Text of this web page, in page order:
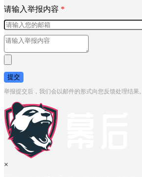
请输入举报内容 *
提交
举报提交后，我们会以邮件的形式向您反馈处理结果。
×